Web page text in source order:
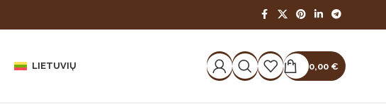
LIETUVIŲ 0,00 €